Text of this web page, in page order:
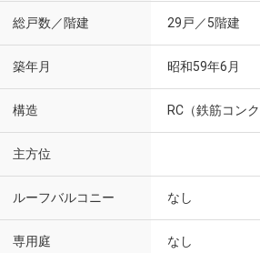
総戸数／階建 29戸／5階建
築年月 昭和59年6月
構造 RC（鉄筋コンク
主方位
ルーフバルコニー なし
専用庭 なし